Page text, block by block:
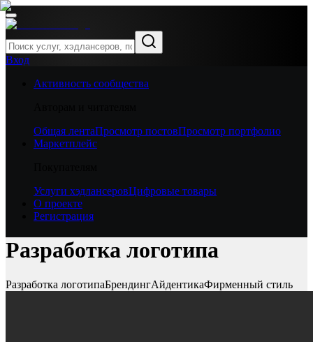
Вход
Активность сообщества
Общая лентаПросмотр постовПросмотр портфолио
Маркетплейс
Услуги хэдлансеровЦифровые товары
О проекте
Регистрация
Разработка логотипа
Разработка логотипаБрендингАйдентикаФирменный стиль